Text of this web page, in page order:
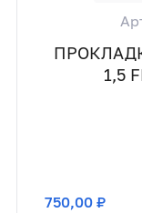
1,5
750,00 ₽